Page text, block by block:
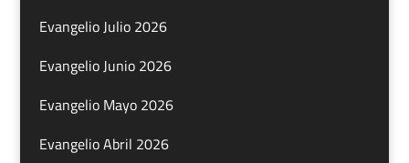
Evangelio Julio 2026
Evangelio Junio 2026
Evangelio Mayo 2026
Evangelio Abril 2026